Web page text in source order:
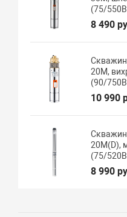
(75/
8 490
20M,
(90/
10 990
20M(D),
(75/
8 990